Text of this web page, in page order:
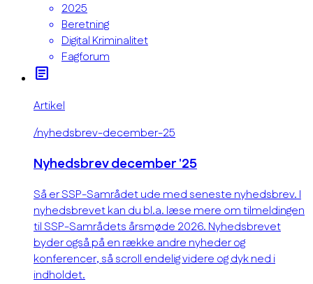
2025
Beretning
Digital Kriminalitet
Fagforum
article
Artikel
/nyhedsbrev-december-25
Nyhedsbrev december '25
Så er SSP-Samrådet ude med seneste nyhedsbrev. I
nyhedsbrevet kan du bl.a. læse mere om tilmeldingen
til SSP-Samrådets årsmøde 2026. Nyhedsbrevet
byder også på en række andre nyheder og
konferencer, så scroll endelig videre og dyk ned i
indholdet.